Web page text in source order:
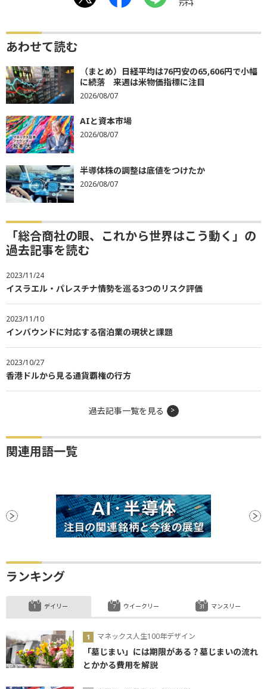
ｱﾝｹｰﾄ
あわせて読む
（まとめ）日経平均は76円安の65,606円で小幅
に続落 来週は米物価指標に注目
2026/08/07
AIと資本市場
2026/08/07
半導体株の調整は底値をつけたか
2026/08/07
「総合商社の眼、これから世界はこう動く」の
過去記事を読む
2023/11/24
イスラエル・パレスチナ情勢を巡る3つのリスク評価
2023/11/10
インバウンドに対応する宿泊業の現状と課題
2023/10/27
香港ドルから見る通貨覇権の行方
過去記事一覧を見る
関連用語一覧
ランキング
デイリー
マネックス人生100年デザイン
「墓じまい」には期限がある？墓じまいの流れ
とかかる費用を解説
ウイークリー マンスリー